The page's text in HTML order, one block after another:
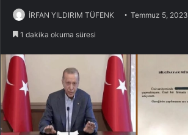
İRFAN YILDIRIM TÜFENK Temmuz 5, 2023
1 dakika okuma süresi